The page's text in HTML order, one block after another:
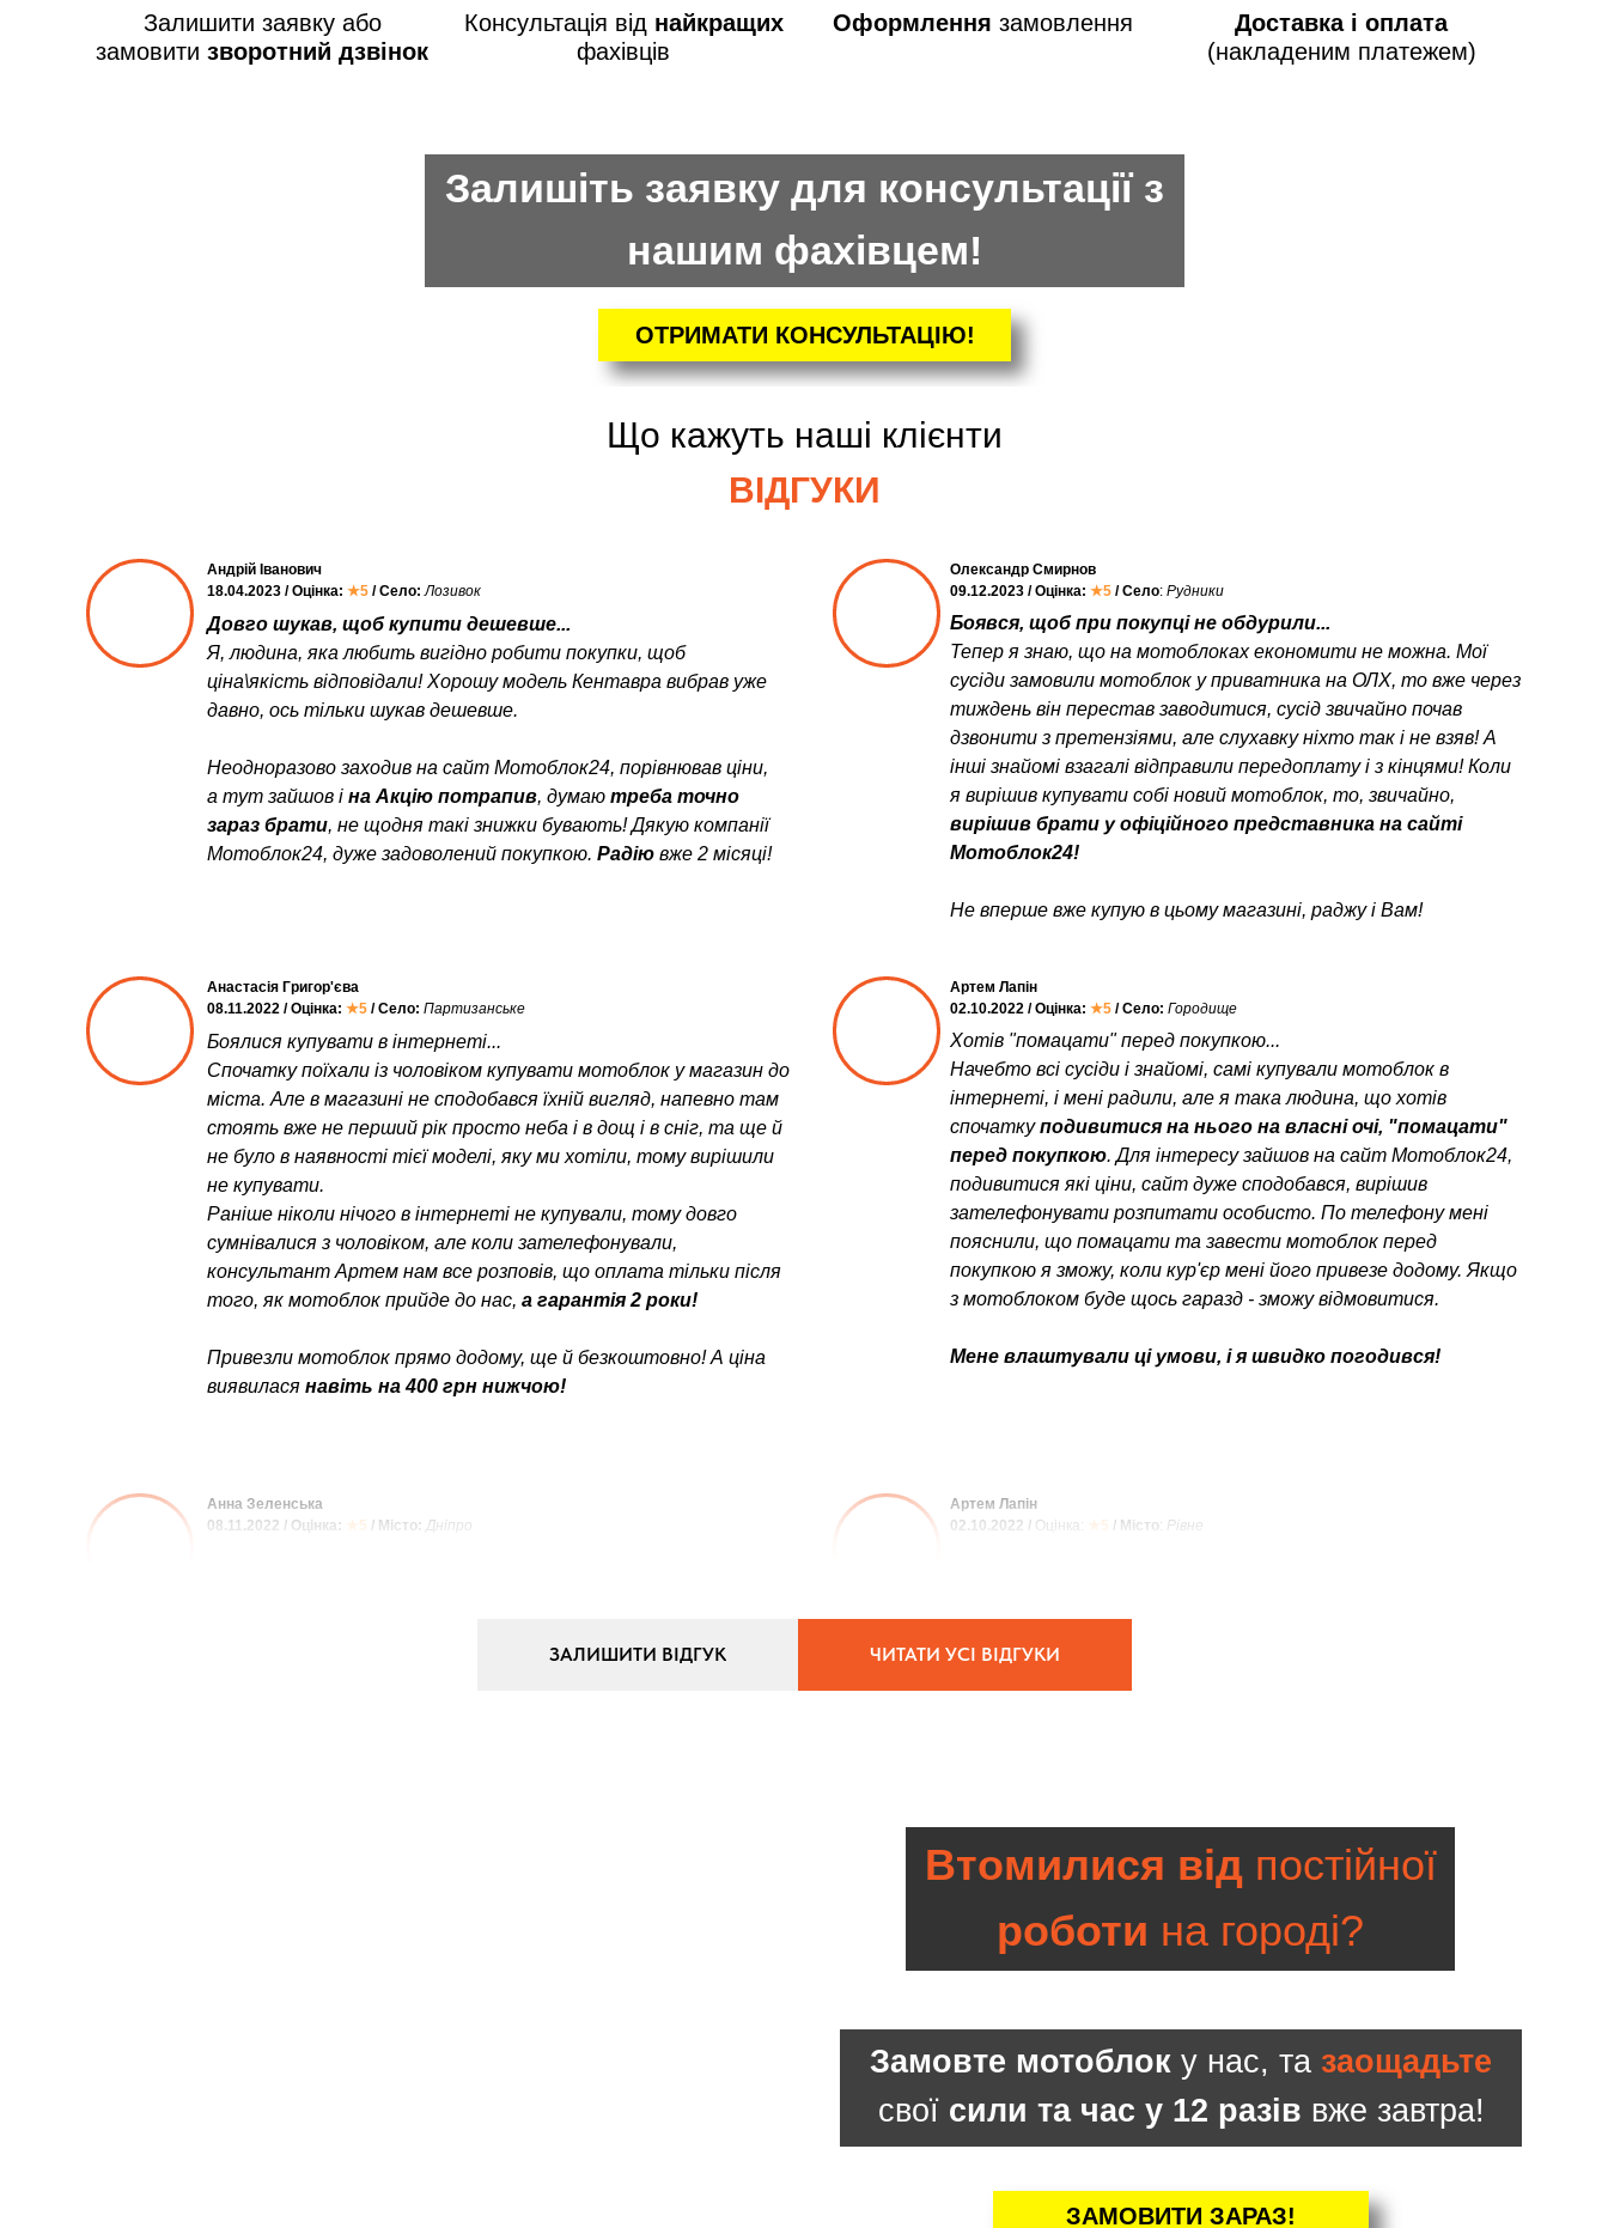
Залишити заявку або
замовити зворотний дзвінок
Консультація від найкращих
фахівців
Оформлення замовлення
Доставка і оплата
(накладеним платежем)
ОТРИМАТИ КОНСУЛЬТАЦІЮ!
Залишіть заявку для консультації з
нашим фахівцем!
Що кажуть наші клієнти
ВІДГУКИ
Хотів "помацати" перед покупкою...
Начебто всі сусіди і знайомі, самі купували мотоблок в
інтернеті, і мені радили, але я така людина, що хотів
спочаткуподивитися на нього на власні очі, "помацати"
перед покупкою. Для інтересу зайшов на сайт Мотоблок24,
подивитися які ціни, сайт дуже сподобався, вирішив
зателефонувати розпитати особисто. По телефону мені
пояснили, що помацати та завести мотоблок перед
покупкою я зможу, коли кур'єр мені його привезе додому. Якщо
з мотоблоком буде щось гаразд - зможу відмовитися.
Мене влаштували ці умови, і я швидко погодився!
Артем Лапін
02.10.2022 / Оцінка: ★5 / Село: Городище
Боявся, щоб при покупці не обдурили...
Тепер я знаю, що на мотоблоках економити не можна. Мої
сусіди замовили мотоблок у приватника на ОЛХ, то вже через
тиждень він перестав заводитися, сусід звичайно почав
дзвонити з претензіями, але слухавку ніхто так і не взяв! А
інші знайомі взагалі відправили передоплату і з кінцями! Коли
я вирішив купувати собі новий мотоблок, то, звичайно,
вирішив брати у офіційного представника на сайті
Мотоблок24!
Не вперше вже купую в цьому магазині, раджу і Вам!
Олександр Смирнов
09.12.2023 / Оцінка: ★5 / Село: Рудники
Боялися купувати в інтернеті...
Спочатку поїхали із чоловіком купувати мотоблок у магазин до
міста. Але в магазині не сподобався їхній вигляд, напевно там
стоять вже не перший рік просто неба і в дощ і в сніг, та ще й
не було в наявності тієї моделі, яку ми хотіли, тому вирішили
не купувати.
Раніше ніколи нічого в інтернеті не купували, тому довго
сумнівалися з чоловіком, але коли зателефонували,
консультант Артем нам все розповів, що оплата тільки після
того, як мотоблок прийде до нас, а гарантія 2 роки!
Привезли мотоблок прямо додому, ще й безкоштовно! А ціна
виявилася навіть на 400 грн нижчою!
Анастасія Григор'єва
08.11.2022 / Оцінка: ★5 / Село: Партизанське
Артем Лапін
02.10.2022 / Оцінка: ★5 / Місто: Рівне
Анна Зеленська
08.11.2022 / Оцінка: ★5 / Місто: Дніпро
Довго шукав, щоб купити дешевше...
Я, людина, яка любить вигідно робити покупки, щоб
ціна\якість відповідали! Хорошу модель Кентавра вибрав уже
давно, ось тільки шукав дешевше.
Неодноразово заходив на сайт Мотоблок24, порівнював ціни,
а тут зайшов і на Акцію потрапив, думаю треба точно
зараз брати, не щодня такі знижки бувають! Дякую компанії
Мотоблок24, дуже задоволений покупкою. Радію вже 2 місяці!
Андрій Іванович
18.04.2023 / Оцінка: ★5 / Село: Лозивок
ЗАЛИШИТИ ВІДГУК ЧИТАТИ УСІ ВІДГУКИ
ЗАМОВИТИ ЗАРАЗ!
Замовте мотоблок у нас, та заощадьте
свої сили та час у 12 разів вже завтра!
Втомилися відпостійної
роботи на городі?